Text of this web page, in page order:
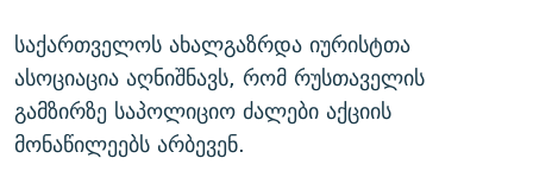
საქართველოს ახალგაზრდა იურისტთა
ასოციაცია აღნიშნავს, რომ რუსთაველის
გამზირზე საპოლიციო ძალები აქციის
მონაწილეებს არბევენ.